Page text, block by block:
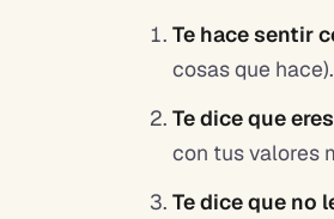
Te hace sentir
cosas que
Te dice que
con tus valores
Te dice que no